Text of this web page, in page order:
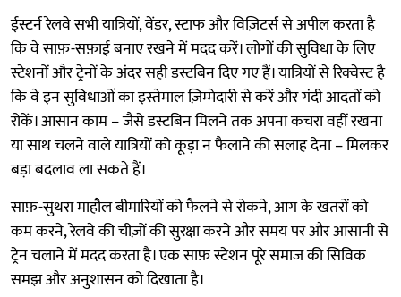
ईस्टर्न रेलवे सभी यात्रियों, वेंडर, स्टाफ और विज़िटर्स से अपील करता है
कि वे साफ़-सफ़ाई बनाए रखने में मदद करें। लोगों की सुविधा के लिए
स्टेशनों और ट्रेनों के अंदर सही डस्टबिन दिए गए हैं। यात्रियों से रिक्वेस्ट है
कि वे इन सुविधाओं का इस्तेमाल ज़िम्मेदारी से करें और गंदी आदतों को
रोकें। आसान काम – जैसे डस्टबिन मिलने तक अपना कचरा वहीं रखना
या साथ चलने वाले यात्रियों को कूड़ा न फैलाने की सलाह देना – मिलकर
बड़ा बदलाव ला सकते हैं।
साफ़-सुथरा माहौल बीमारियों को फैलने से रोकने, आग के खतरों को
कम करने, रेलवे की चीज़ों की सुरक्षा करने और समय पर और आसानी से
ट्रेन चलाने में मदद करता है। एक साफ़ स्टेशन पूरे समाज की सिविक
समझ और अनुशासन को दिखाता है।